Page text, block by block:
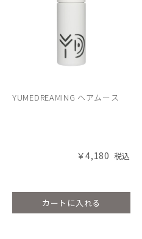
YUMEDREAMING ヘアムース
￥4,180
カートに入れる